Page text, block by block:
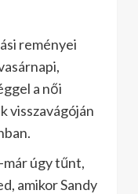
reményei
a női
visszavágóján
már úgy tűnt,
amikor Sandy